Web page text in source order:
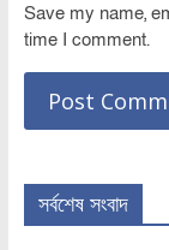
Save my name,
time I comment.
সর্বশেষ সংবাদ